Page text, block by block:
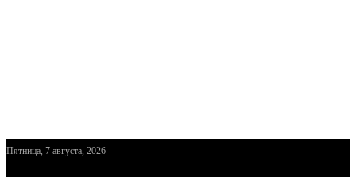
Пятница, 7 августа, 2026